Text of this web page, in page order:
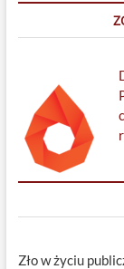
Zło w życiu